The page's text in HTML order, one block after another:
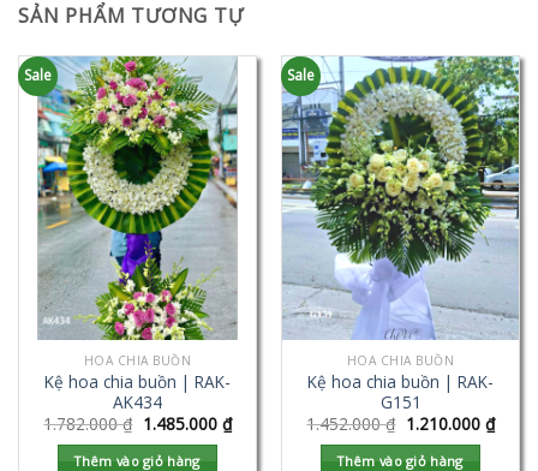
SẢN PHẨM TƯƠNG TỰ
Sale
HOA CHIA BUỒN
Kệ hoa chia buồn | RAK-
AK434
1.782.000₫ 1.485.000 ₫
Thêm vào giỏ hàng
Sale
HOA CHIA BUỒN
Kệ hoa chia buồn | RAK-
G151
1.452.000₫ 1.210.000 ₫
Thêm vào giỏ hàng